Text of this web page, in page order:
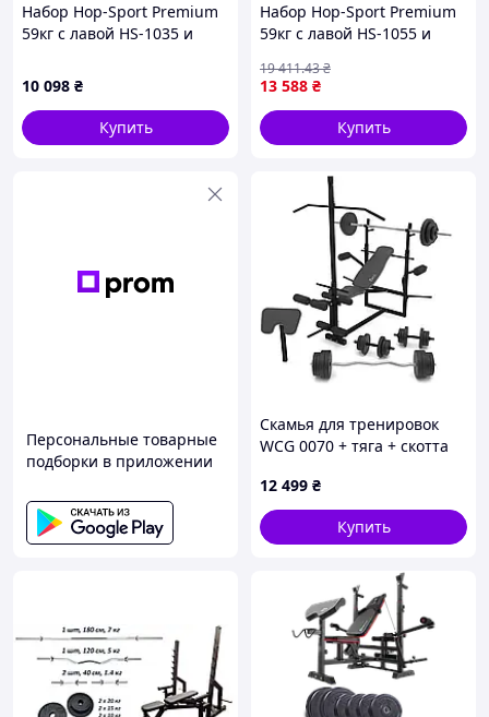
Набор Hop-Sport Premium
59кг с лавой HS-1035 и
10 098 ₴
Купить
Набор Hop-Sport Premium
59кг с лавой HS-1055 и
13 588 ₴
19 411.43₴
Купить
Персональные товарные
подборки в приложении
Скамья для тренировок
WCG 0070 + тяга + скотта
12 499 ₴
Купить